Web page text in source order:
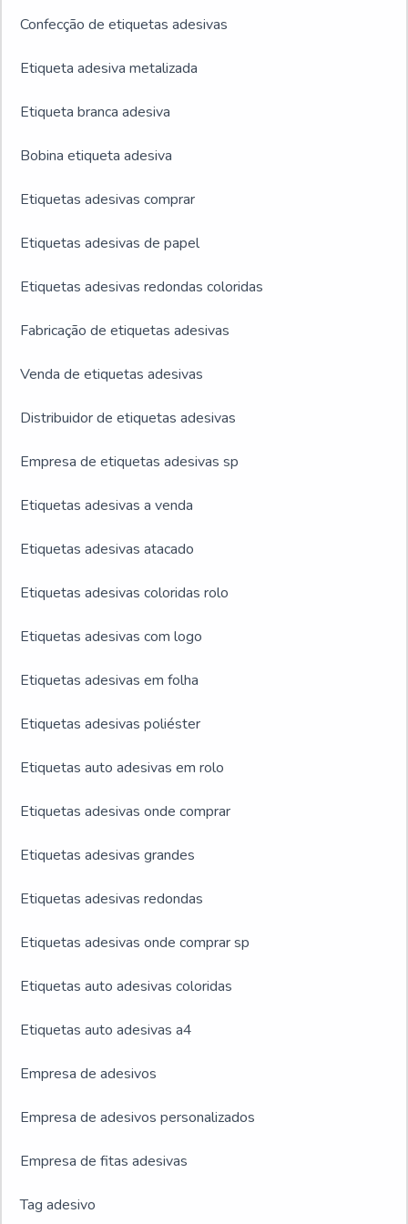
Confecção de etiquetas adesivas
Etiqueta adesiva metalizada
Etiqueta branca adesiva
Bobina etiqueta adesiva
Etiquetas adesivas comprar
Etiquetas adesivas de papel
Etiquetas adesivas redondas coloridas
Fabricação de etiquetas adesivas
Venda de etiquetas adesivas
Distribuidor de etiquetas adesivas
Empresa de etiquetas adesivas sp
Etiquetas adesivas a venda
Etiquetas adesivas atacado
Etiquetas adesivas coloridas rolo
Etiquetas adesivas com logo
Etiquetas adesivas em folha
Etiquetas adesivas poliéster
Etiquetas auto adesivas em rolo
Etiquetas adesivas onde comprar
Etiquetas adesivas grandes
Etiquetas adesivas redondas
Etiquetas adesivas onde comprar sp
Etiquetas auto adesivas coloridas
Etiquetas auto adesivas a4
Empresa de adesivos
Empresa de adesivos personalizados
Empresa de fitas adesivas
Tag adesivo